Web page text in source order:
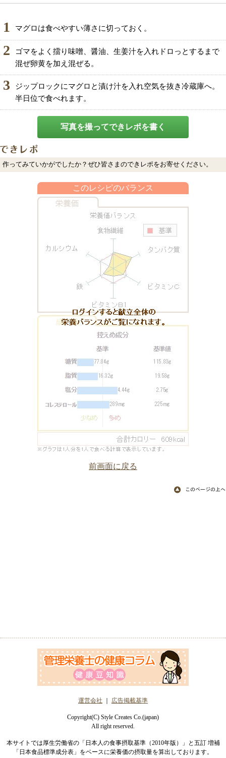
1 マグロは食べやすい薄さに切っておく。
2
ゴマをよく擂り味噌、醤油、生姜汁を入れドロっとするまで
混ぜ卵黄を加え混ぜる。
3
ジップロックにマグロと漬け汁を入れ空気を抜き冷蔵庫へ。
半日位で食べれます。
写真を撮ってできレポを書く
作ってみていかがでしたか？ぜひ皆さまのできレポをお寄せください。
このレシピのバランス
前画面に戻る
運営会社 広告掲載基準
Copyright(C) Style Creates Co.(japan)
All right reserved.
本サイトでは厚生労働省の「日本人の食事摂取基準（2010年版）」と五訂 増補
「日本食品標準成分表」をベースに栄養価の摂取量を算出しております。